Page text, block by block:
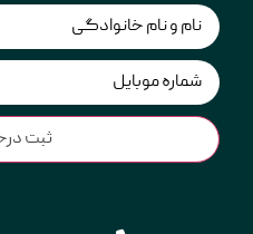
نام(Required)
شماره